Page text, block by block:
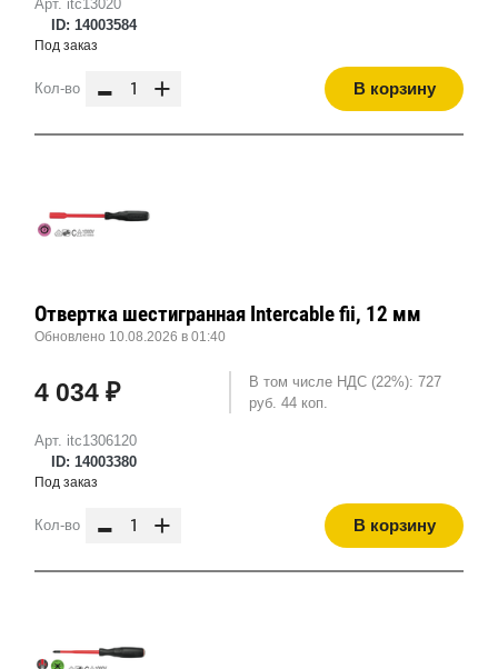
Арт. itc13020
ID: 14003584
Под заказ
Кол-во - + В корзину
Арт. itc1306120
ID: 14003380
Отвертка шестигранная Intercable fii, 12 мм
Обновлено 10.08.2026 в 01:40
4 034 ₽
В том числе НДС (22%): 727
руб. 44 коп.
Под заказ
Кол-во - + В корзину